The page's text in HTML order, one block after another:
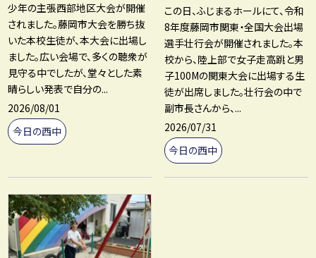
少年の主張西部地区大会が開催
されました。藤岡市大会を勝ち抜
いた本校生徒が、本大会に出場し
ました。広い会場で、多くの聴衆が
見守る中でしたが、堂々とした素
晴らしい発表で自分の...
2026/08/01
今日の西中
この日、ふじまるホールにて、令和
8年度藤岡市関東・全国大会出場
選手壮行会が開催されました。本
校から、陸上部で女子走高跳と男
子100Mの関東大会に出場する生
徒が出席しました。壮行会の中で
副市長さんから、...
2026/07/31
今日の西中